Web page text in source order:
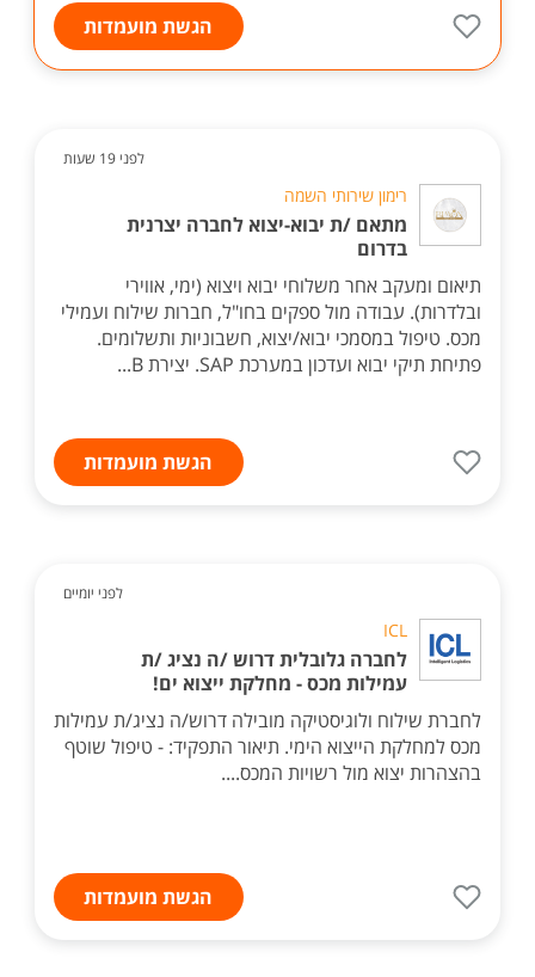
הגשת מועמדות
לפני 19 שעות
רימון שירותי השמה
מתאם /ת יבוא-יצוא לחברה יצרנית
בדרום
תיאום ומעקב אחר משלוחי יבוא ויצוא (ימי, אווירי
ובלדרות). עבודה מול ספקים בחו"ל, חברות שילוח ועמילי
מכס. טיפול במסמכי יבוא/יצוא, חשבוניות ותשלומים.
פתיחת תיקי יבוא ועדכון במערכת SAP. יצירת B...
הגשת מועמדות
לפני יומיים
ICL
לחברה גלובלית דרוש /ה נציג /ת
עמילות מכס - מחלקת ייצוא ים!
לחברת שילוח ולוגיסטיקה מובילה דרוש/ה נציג/ת עמילות
מכס למחלקת הייצוא הימי. תיאור התפקיד: - טיפול שוטף
בהצהרות יצוא מול רשויות המכס....
הגשת מועמדות